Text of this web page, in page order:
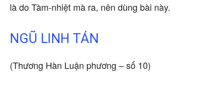
là do Tàm-nhiệt mà ra, nên dùng bài này.
NGŨ LINH TÁN
(Thương Hàn Luận phương – số 10)